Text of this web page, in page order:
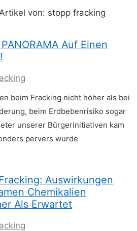
von: stopp fracking
Auf Einen
beim Fracking nicht höher als bei
beim Erdbebenrisiko sogar
unserer Bürgerinitiativen kam
pervers wurde
Auswirkungen
Chemikalien
Als Erwartet